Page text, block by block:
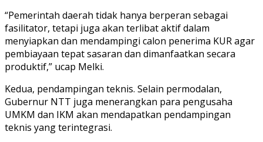
“Pemerintah daerah tidak hanya berperan sebagai
fasilitator, tetapi juga akan terlibat aktif dalam
menyiapkan dan mendampingi calon penerima KUR agar
pembiayaan tepat sasaran dan dimanfaatkan secara
produktif,” ucap Melki.
Kedua, pendampingan teknis. Selain permodalan,
Gubernur NTT juga menerangkan para pengusaha
UMKM dan IKM akan mendapatkan pendampingan
teknis yang terintegrasi.